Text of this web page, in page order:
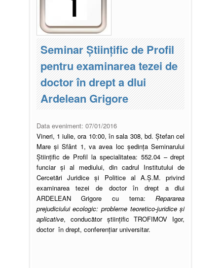
Seminar Științific de Profil
pentru examinarea tezei de
doctor în drept a dlui
Ardelean Grigore
Data eveniment: 07/01/2016
Vineri, 1 iulie, ora 10:00, în sala 308, bd. Ștefan cel
Mare și Sfânt 1, va avea loc ședința Seminarului
Științific de Profil la specialitatea: 552.04 – drept
funciar și al mediului, din cadrul Institutului de
Cercetări Juridice și Politice al A.Ș.M. privind
examinarea tezei de doctor în drept a dlui
ARDELEAN Grigore cu tema:Repararea
prejudiciului ecologic: probleme teoretico-juridice şi
aplicative, conducător științific TROFIMOV Igor,
doctor în drept, conferențiar universitar.